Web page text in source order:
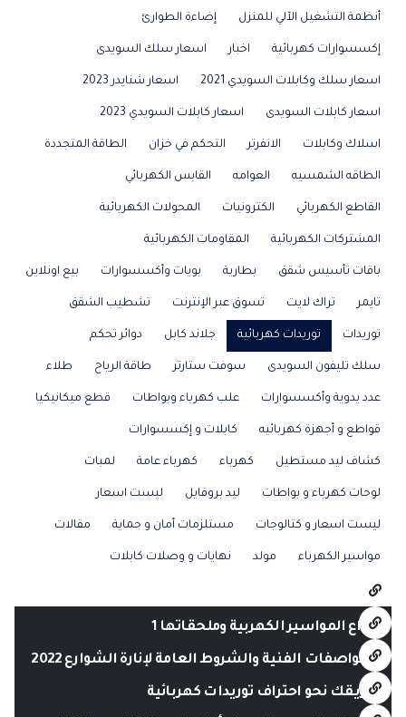
أنظمة التشغيل الآلي للمنزل إضاءة الطوارئ
إكسسوارات كهربائية اخبار اسعار سلك السويدى
اسعار سلك وكابلات السويدي 2021 اسعار شنايدر 2023
اسعار كابلات السويدى اسعار كابلات السويدي 2023
اسلاك وكابلات الانفرتر التحكم في خزان الطاقة المتجددة
الطاقه الشمسيه العوامه القابس الكهربائي
القاطع الكهربائي الكترونيات المحولات الكهربائية
المشتركات الكهربائية المقاومات الكهربائية
باقات تأسيس شقق بطارية بويات وأكسسوارات بيع اونلاين
تايمر تراك لايت تسوق عبر الإنترنت تشطيب الشقق
توريدات توريدات كهربائية جلاند كابل دوائر تحكم
سلك تليفون السويدى سوفت ستارتر طاقة الرياح طلاء
عدد يدوية وأكسسوارات علب كهرباء وبواطات قطع ميكانيكيا
قواطع و أجهزة كهربائيه كابلات و إكسسوارات
كشاف ليد مستطيل كهرباء كهرباء عامة لمبات
لوحات كهرباء و بواطات ليد بروفايل ليست اسعار
ليست اسعار و كتالوجات مستلزمات أمان و حماية مقالات
مواسير الكهرباء مولد نهايات و وصلات كابلات
أنواع المواسير الكهربية وملحقاتها 1
المواصفات الفنية والشروط العامة لإنارة الشوارع 2022
طريقك نحو احتراف توريدات كهربائية